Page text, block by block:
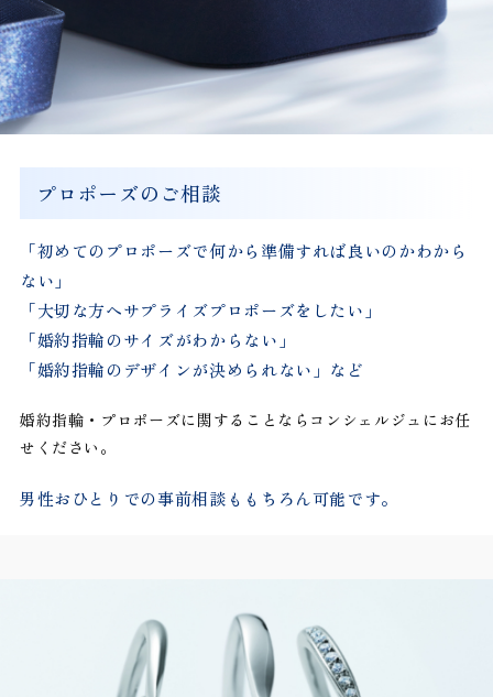
プロポーズのご相談
「初めてのプロポーズで何から準備すれば良いのかわから
ない」
「大切な方へサプライズプロポーズをしたい」
「婚約指輪のサイズがわからない」
「婚約指輪のデザインが決められない」など
婚約指輪・プロポーズに関することならコンシェルジュにお任
せください。
男性おひとりでの事前相談ももちろん可能です。